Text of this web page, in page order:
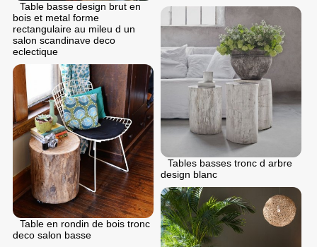
Table basse design brut en
bois et metal forme
rectangulaire au mileu d un
salon scandinave deco
eclectique
Tables basses tronc d arbre
design blanc
Table en rondin de bois tronc
deco salon basse